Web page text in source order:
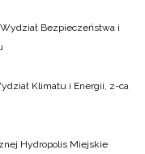
Bezpieczeństwa i
Klimatu i Energii, z-ca
Hydropolis Miejskie